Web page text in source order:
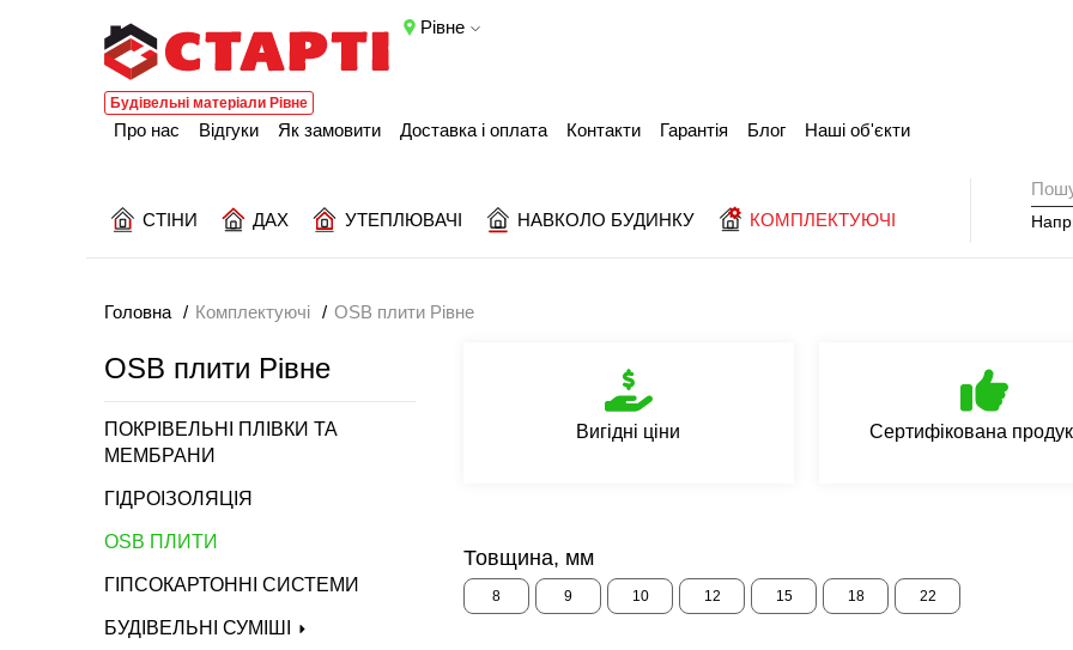
Рівне
Будівельні матеріали Рівне
СТІНИ ДАХ УТЕПЛЮВАЧІ НАВКОЛО БУДИНКУ КОМПЛЕКТУЮЧІ
Про нас Відгуки Як замовити Доставка і оплата Контакти Гарантія Блог Наші об'єкти
Головна Комплектуючі OSB плити Рівне
OSB плити Рівне
ПОКРІВЕЛЬНІ ПЛІВКИ ТА
МЕМБРАНИ
ГІДРОІЗОЛЯЦІЯ
OSB ПЛИТИ
ГІПСОКАРТОННІ СИСТЕМИ
БУДІВЕЛЬНІ СУМІШІ
Вигідні ціни Сертифікована
Товщина, мм
8 9 10 12 15 18 22